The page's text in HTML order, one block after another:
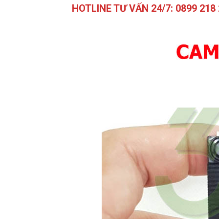
HOTLINE TƯ VẤN 24/7: 0899 218